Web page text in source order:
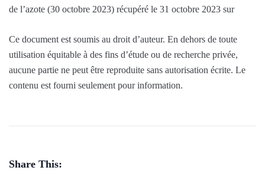
de l’azote (30 octobre 2023) récupéré le 31 octobre 2023 sur
Ce document est soumis au droit d’auteur. En dehors de toute
utilisation équitable à des fins d’étude ou de recherche privée,
aucune partie ne peut être reproduite sans autorisation écrite. Le
contenu est fourni seulement pour information.
Share This: